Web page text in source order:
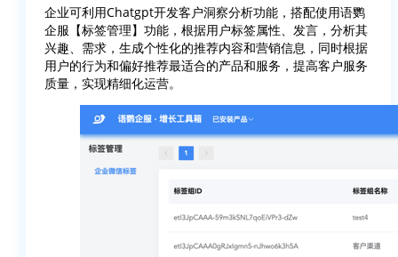
企业可利用Chatgpt开发客户洞察分析功能，搭配使用语鹦
企服【标签管理】功能，根据用户标签属性、发言，分析其
兴趣、需求，生成个性化的推荐内容和营销信息，同时根据
用户的行为和偏好推荐最适合的产品和服务，提高客户服务
质量，实现精细化运营。